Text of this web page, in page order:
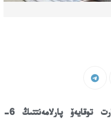
بۇگىن قازاقستان پرەزيدەنتى قاسىم-جومارت توقايەۆ پارلامەنتتىڭ 6-